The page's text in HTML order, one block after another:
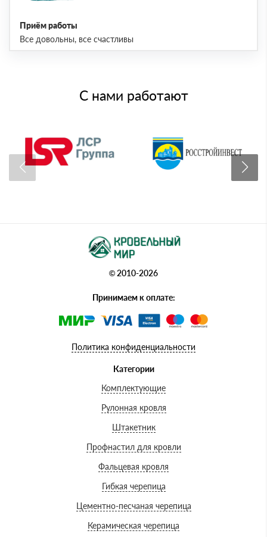
Приём работы
Все довольны, все счастливы
С нами работают
© 2010-2026
Принимаем к оплате:
Политика конфиденциальности
Категории
Комплектующие
Рулонная кровля
Штакетник
Профнастил для кровли
Фальцевая кровля
Гибкая черепица
Цементно-песчаная черепица
Керамическая черепица